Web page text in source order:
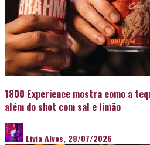
1800 Experience mostra como a
além do shot com sal e limão
Livia Alves, 28/07/2026